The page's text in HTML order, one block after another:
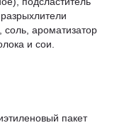
ароматизатор
и сои.
пакет